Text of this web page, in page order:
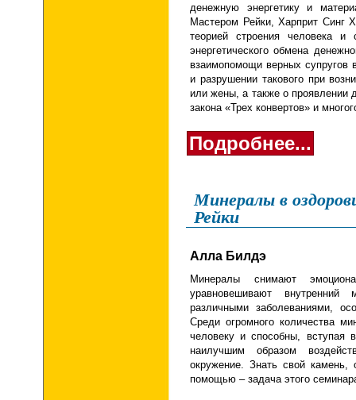
денежную энергетику и
Мастером Рейки, Харприт Синг
теорией строения человека и
энергетического обмена
взаимопомощи верных супругов
и разрушении такового при
или жены, а также о проявлении
закона «Трех конвертов» и
Подробнее...
Минералы в
Рейки
Алла Билдэ
Минералы снимают
уравновешивают
различными заболеваниями,
Среди огромного количества
человеку и способны, вступая
наилучшим образом
окружение. Знать свой камень,
помощью – задача этого